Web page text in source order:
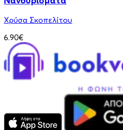
Χρύσα Σκοπελίτου
6.90€